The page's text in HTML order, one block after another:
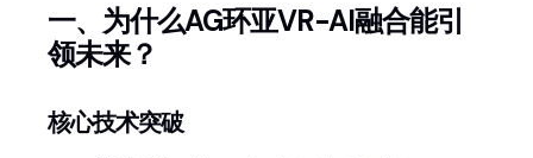
一、为什么AG环亚VR-AI融合能引
领未来？
核心技术突破